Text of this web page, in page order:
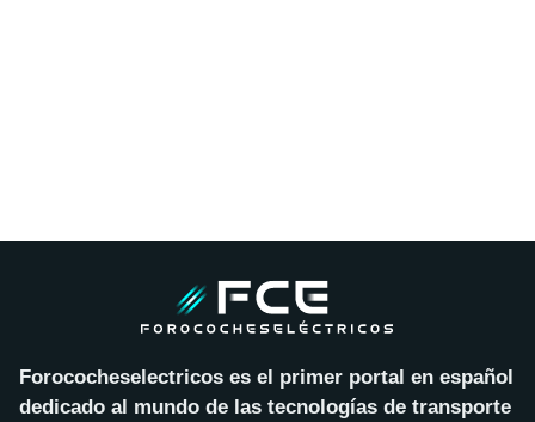
Forococheselectricos es el primer portal en español
dedicado al mundo de las tecnologías de transporte